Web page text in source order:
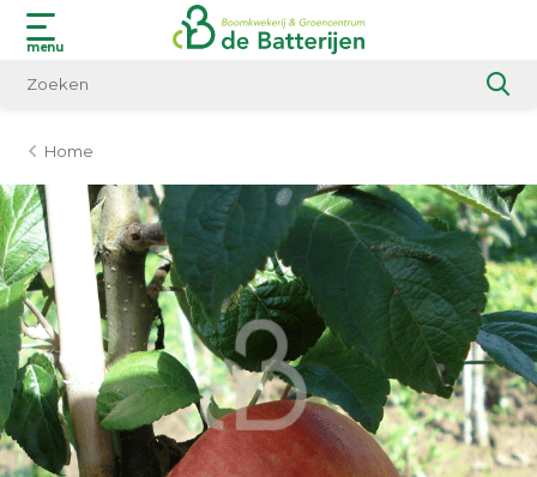
menu
Home